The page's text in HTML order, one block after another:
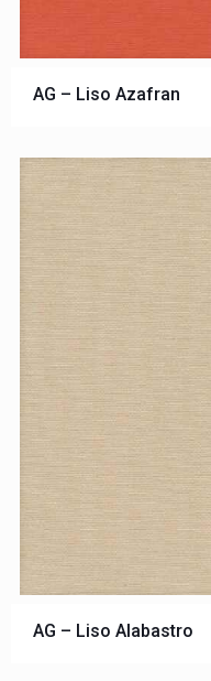
AG – Liso Azafran
AG – Liso Alabastro